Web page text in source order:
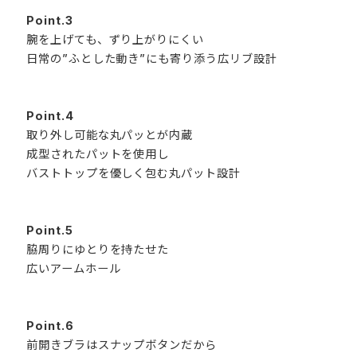
Point.3
腕を上げても、ずり上がりにくい
日常の”ふとした動き”にも寄り添う広リブ設計
Point.4
取り外し可能な丸パッとが内蔵
成型されたパットを使用し
バストトップを優しく包む丸パット設計
Point.5
脇周りにゆとりを持たせた
広いアームホール
Point.6
前開きブラはスナップボタンだから